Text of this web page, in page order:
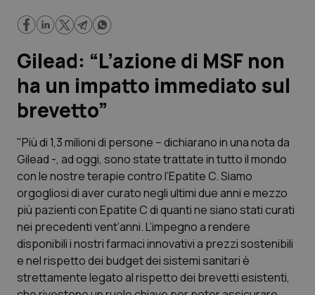
Governo e Parlamento
Regioni e Asl
Lavoro e Professioni
Scienza e Farmaci
Studi e Analisi
Lettere al direttore
Edizioni Regionali
Gilead: “L’azione di MSF non
ha un impatto immediato sul
brevetto”
"Più di 1,3 milioni di persone – dichiarano in una nota da
Gilead -, ad oggi, sono state trattate in tutto il mondo
con le nostre terapie contro l’Epatite C. Siamo
orgogliosi di aver curato negli ultimi due anni e mezzo
più pazienti con Epatite C di quanti ne siano stati curati
nei precedenti vent’anni. L’impegno a rendere
disponibili i nostri farmaci innovativi a prezzi sostenibili
e nel rispetto dei budget dei sistemi sanitari è
strettamente legato al rispetto dei brevetti esistenti,